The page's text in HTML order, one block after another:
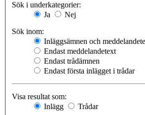
Sök i underkategorier:
Ja
Nej
Sök inom:
Inläggsämnen och
Endast meddelandetext
Endast trådämnen
Endast första inlägget i trådar
Visa resultat som:
Inlägg
Trådar